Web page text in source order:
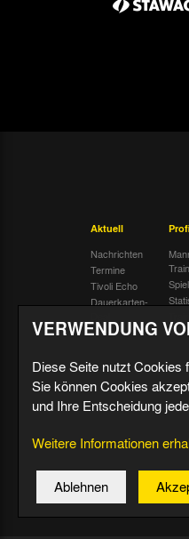
Aktuell
Nachrichten
Termine
Tivoli Echo
Dauerkarten-
Radiostream
VERWENDUNG
Diese Seite nutzt Cookies
Sie können Cookies
und Ihre Entscheidung
Weitere Informationen
Ablehnen